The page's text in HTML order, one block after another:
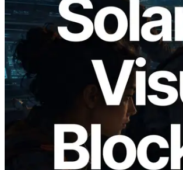
2026.05.24
Validators Solutions เปิดตัว
Analyzer — แสดงเวลาการผ
ระดับ slot และบาลิเดเตอร์ที่